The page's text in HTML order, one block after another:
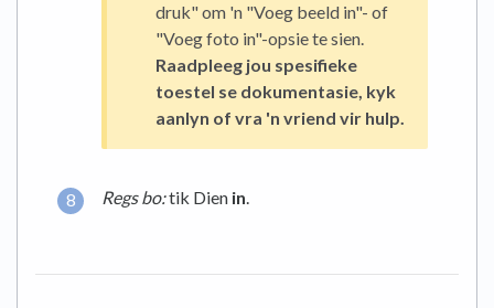
druk" om 'n "Voeg beeld in"- of
"Voeg foto in"-opsie te sien.
Raadpleeg jou spesifieke
toestel se dokumentasie, kyk
aanlyn of vra 'n vriend vir hulp.
Regs bo:tik Dien in.